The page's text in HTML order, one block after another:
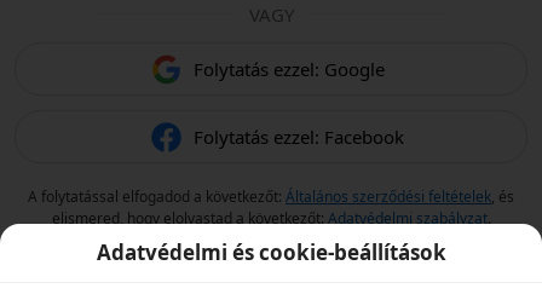
VAGY
Folytatás ezzel: Google
Folytatás ezzel: Facebook
A folytatással elfogadod a következőt: Általános szerződési feltételek, és
elismered, hogy elolvastad a következőt: Adatvédelmi szabályzat.
Adatvédelmi és cookie-beállítások